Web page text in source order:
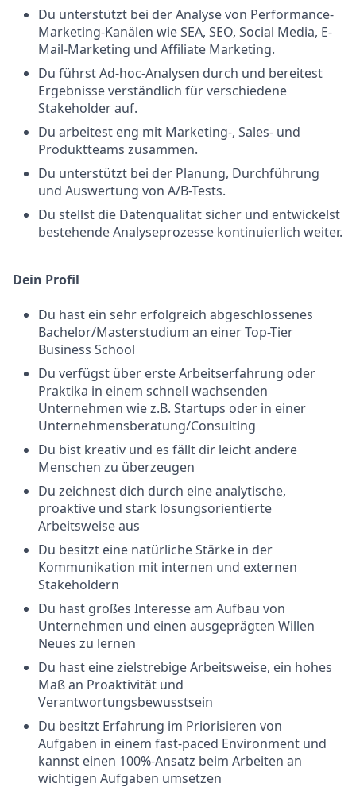
Du unterstützt bei der Analyse von Performance-
Marketing-Kanälen wie SEA, SEO, Social Media, E-
Mail-Marketing und Affiliate Marketing.
Du führst Ad-hoc-Analysen durch und bereitest
Ergebnisse verständlich für verschiedene
Stakeholder auf.
Du arbeitest eng mit Marketing-, Sales- und
Produktteams zusammen.
Du unterstützt bei der Planung, Durchführung
und Auswertung von A/B-Tests.
Du stellst die Datenqualität sicher und entwickelst
bestehende Analyseprozesse kontinuierlich weiter.
Dein Profil
Du hast ein sehr erfolgreich abgeschlossenes
Bachelor/Masterstudium an einer Top-Tier
Business School
Du verfügst über erste Arbeitserfahrung oder
Praktika in einem schnell wachsenden
Unternehmen wie z.B. Startups oder in einer
Unternehmensberatung/Consulting
Du bist kreativ und es fällt dir leicht andere
Menschen zu überzeugen
Du zeichnest dich durch eine analytische,
proaktive und stark lösungsorientierte
Arbeitsweise aus
Du besitzt eine natürliche Stärke in der
Kommunikation mit internen und externen
Stakeholdern
Du hast großes Interesse am Aufbau von
Unternehmen und einen ausgeprägten Willen
Neues zu lernen
Du hast eine zielstrebige Arbeitsweise, ein hohes
Maß an Proaktivität und
Verantwortungsbewusstsein
Du besitzt Erfahrung im Priorisieren von
Aufgaben in einem fast-paced Environment und
kannst einen 100%-Ansatz beim Arbeiten an
wichtigen Aufgaben umsetzen